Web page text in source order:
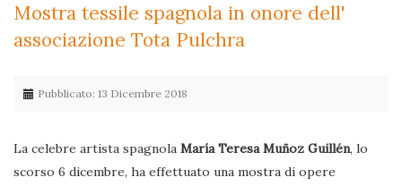
Mostra tessile spagnola in onore dell'
associazione Tota Pulchra
Pubblicato: 13 Dicembre 2018
La celebre artista spagnola María Teresa Muñoz Guillén, lo
scorso 6 dicembre, ha effettuato una mostra di opere